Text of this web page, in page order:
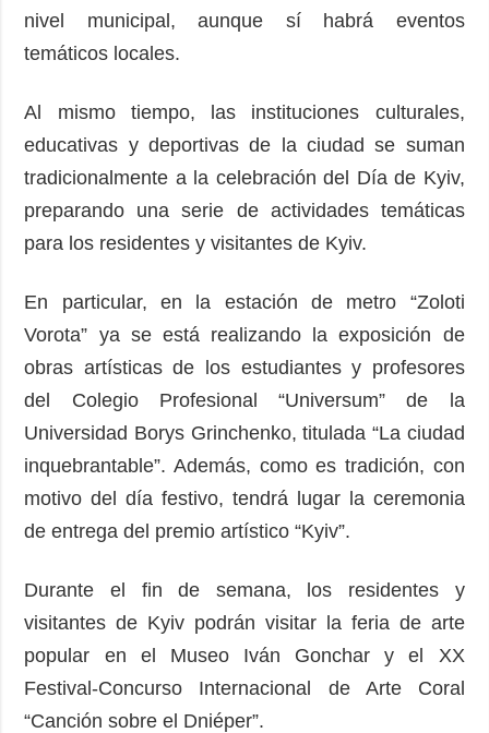
nivel municipal, aunque sí habrá eventos
temáticos locales.
Al mismo tiempo, las instituciones culturales,
educativas y deportivas de la ciudad se suman
tradicionalmente a la celebración del Día de Kyiv,
preparando una serie de actividades temáticas
para los residentes y visitantes de Kyiv.
En particular, en la estación de metro “Zoloti
Vorota” ya se está realizando la exposición de
obras artísticas de los estudiantes y profesores
del Colegio Profesional “Universum” de la
Universidad Borys Grinchenko, titulada “La ciudad
inquebrantable”. Además, como es tradición, con
motivo del día festivo, tendrá lugar la ceremonia
de entrega del premio artístico “Kyiv”.
Durante el fin de semana, los residentes y
visitantes de Kyiv podrán visitar la feria de arte
popular en el Museo Iván Gonchar y el XX
Festival-Concurso Internacional de Arte Coral
“Canción sobre el Dniéper”.